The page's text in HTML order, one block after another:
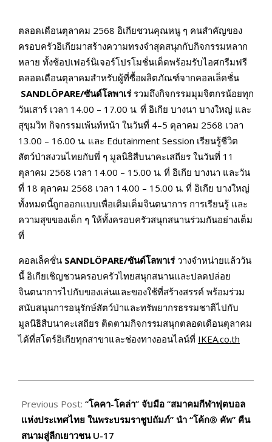
ตลอดเดือนตุลาคม 2568 อิเกียชวนคุณหนู ๆ คนสำคัญของ
ครอบครัวอิเกียมาสร้างความทรงจำสุดสนุกกับกิจกรรมหลาก
หลาย ทั้งช้อปเฟอร์นิเจอร์โปรโมชั่นเด็ดพร้อมรับไอศกรีมฟรี
ตลอดเดือนตุลาคมสำหรับผู้ที่ซื้อผลิตภัณฑ์จากคอลเล็คชั่น
SANDLÖPARE/ซันด์โลพาเร่รวมถึงกิจกรรมมุมจิตกรน้อยทุก
วันเสาร์ เวลา 14.00 – 17.00 น. ที่ อิเกีย บางนา บางใหญ่ และ
สุขุมวิท กิจกรรมเพ้นท์หน้า ในวันที่ 4–5 ตุลาคม 2568 เวลา
13.00 – 16.00 น. และ Edutainment Session เรียนรู้ชีวิต
สัตว์ป่าสงวนไทยกับพี่ ๆ มูลนิธิสืบนาคะเสถียร ในวันที่ 11
ตุลาคม 2568 เวลา 14.00 – 15.00 น. ที่ อิเกีย บางนา และวัน
ที่ 18 ตุลาคม 2568 เวลา 14.00 – 15.00 น. ที่ อิเกีย บางใหญ่
ทั้งหมดนี้ถูกออกแบบเพื่อเติมเต็มจินตนาการ การเรียนรู้ และ
ความสุขของเด็ก ๆ ให้ทั้งครอบครัวสนุกสนานร่วมกันอย่างเต็ม
ที่
คอลเล็คชั่น SANDLÖPARE/ซันด์โลพาเร่วางจำหน่ายแล้ววัน
นี้ อิเกียเชิญชวนครอบครัวไทยสนุกสนานและปลดปล่อย
จินตนาการไปกับของเล่นและของใช้ที่สร้างสรรค์ พร้อมร่วม
สนับสนุนการอนุรักษ์สัตว์ป่าและทรัพยากรธรรมชาติไปกับ
มูลนิธิสืบนาคะเสถียร ติดตามกิจกรรมสนุกตลอดเดือนตุลาคม
ได้ที่สโตร์อิเกียทุกสาขาและช่องทางออนไลน์ที่ IKEA.co.th
10-
03
Previous Post: “โคคา-โคล่า” จับมือ “สมาคมกีฬาฟุตบอล
แห่งประเทศไทย ในพระบรมราชูปถัมภ์” นำ “โค้ก® คัพ” คืน
สนามสู่ลีกเยาวชน U-17